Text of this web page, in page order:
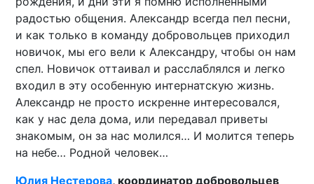
радостью общения. Александр всегда пел песни,
и как только в команду добровольцев приходил
новичок, мы его вели к Александру, чтобы он нам
спел. Новичок оттаивал и расслаблялся и легко
входил в эту особенную интернатскую жизнь.
Александр не просто искренне интересовался,
как у нас дела дома, или передавал приветы
знакомым, он за нас молился… И молится теперь
на небе… Родной человек…
Юлия Нестерова, координатор добровольцев